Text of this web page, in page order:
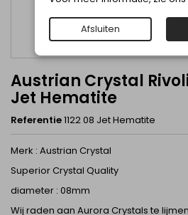
Austrian Crystal
Jet Hematite
Referentie1122 08 Jet Hematite
Merk : Austrian Crystal
Superior Crystal Quality
diameter : 08mm
Wij raden aan Aurora Crystals te
Afsluiten